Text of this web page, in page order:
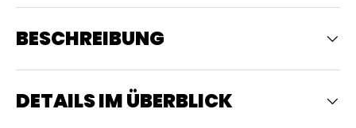
BESCHREIBUNG
DETAILS IM ÜBERBLICK